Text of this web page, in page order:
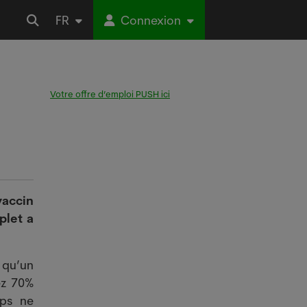
FR Connexion
a
70%
ne
Votre offre d’emploi PUSH ici